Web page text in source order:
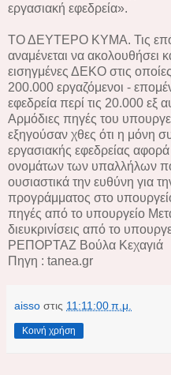
εργασιακή εφεδρεία».
ΤΟ ΔΕΥΤΕΡΟ ΚΥΜΑ. Τις
αναμένεται να ακολουθήσει
εισηγμένες ΔΕΚΟ στις
200.000 εργαζόμενοι -
εφεδρεία περί τις 20.000 εξ
Αρμόδιες πηγές του
εξηγούσαν χθες ότι η μόνη
εργασιακής εφεδρείας
ονομάτων των υπαλλήλων
ουσιαστικά την ευθύνη για
προγράμματος στο
πηγές από το υπουργείο
διευκρινίσεις από το
ΡΕΠΟΡΤΑΖ Βούλα Κεχαγιά
Πηγη : tanea.gr
aisso στις 11:11:00 π.μ.
Κοινή χρήση